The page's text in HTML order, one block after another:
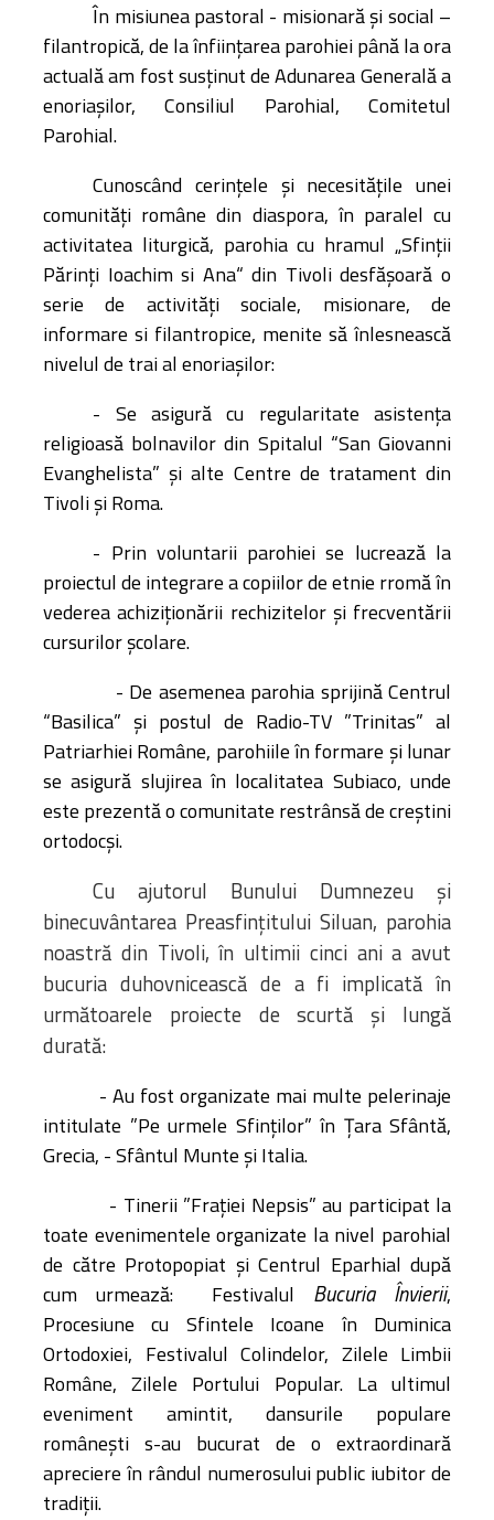
În misiunea pastoral - misionară şi social –
filantropică, de la înfiinţarea parohiei până la ora
actuală am fost susţinut de Adunarea Generală a
enoriaşilor, Consiliul Parohial, Comitetul
Parohial.
Cunoscând cerinţele şi necesităţile unei
comunităţi române din diaspora, în paralel cu
activitatea liturgică, parohia cu hramul „Sfinţii
Părinţi Ioachim si Ana“ din Tivoli desfășoară o
serie de activităţi sociale, misionare, de
informare si filantropice, menite să înlesnească
nivelul de trai al enoriaşilor:
- Se asigură cu regularitate asistenţa
religioasă bolnavilor din Spitalul “San Giovanni
Evanghelista” și alte Centre de tratament din
Tivoli și Roma.
- Prin voluntarii parohiei se lucrează la
proiectul de integrare a copiilor de etnie rromă în
vederea achiziționării rechizitelor şi frecventării
cursurilor şcolare.
- De asemenea parohia sprijină Centrul
“Basilica” şi postul de Radio-TV ”Trinitas” al
Patriarhiei Române, parohiile în formare şi lunar
se asigură slujirea în localitatea Subiaco, unde
este prezentă o comunitate restrânsăde creştini
ortodocşi.
Cu ajutorul Bunului Dumnezeu și
binecuvântarea Preasfințitului Siluan, parohia
noastră din Tivoli, în ultimii cinci ani a avut
bucuria duhovnicească de a fi implicată în
următoarele proiecte de scurtă și lungă
durată:
- Au fost organizate mai multe pelerinaje
intitulate ”Pe urmele Sfinților” în Țara Sfântă,
Grecia, - Sfântul Munte și Italia.
- Tinerii ”Frației Nepsis” au participat la
toate evenimentele organizate la nivel parohial
de către Protopopiat și Centrul Eparhial după
cum urmează:
Festivalul Bucuria Învierii,
Procesiune cu Sfintele Icoane în Duminica
Ortodoxiei, Festivalul Colindelor, Zilele Limbii
Române, Zilele Portului Popular. La ultimul
eveniment amintit, dansurile populare
românești s-au bucurat de o extraordinară
apreciere în rândul numerosului public iubitor de
tradiții.